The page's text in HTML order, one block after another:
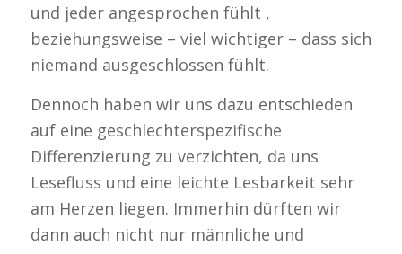
und jeder angesprochen fühlt ,
beziehungsweise – viel wichtiger – dass sich
niemand ausgeschlossen fühlt.
Dennoch haben wir uns dazu entschieden
auf eine geschlechterspezifische
Differenzierung zu verzichten, da uns
Lesefluss und eine leichte Lesbarkeit sehr
am Herzen liegen. Immerhin dürften wir
dann auch nicht nur männliche und